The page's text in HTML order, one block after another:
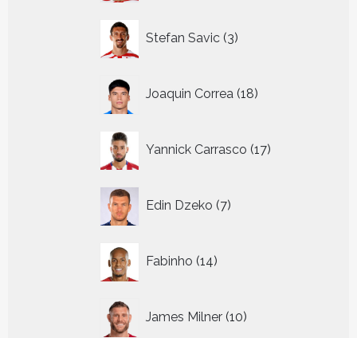
Stefan Savic 3
producten
Joaquin Correa 18
producten
Yannick Carrasco 17
producten
Edin Dzeko 7
producten
Fabinho 14
producten
James Milner 10
producten